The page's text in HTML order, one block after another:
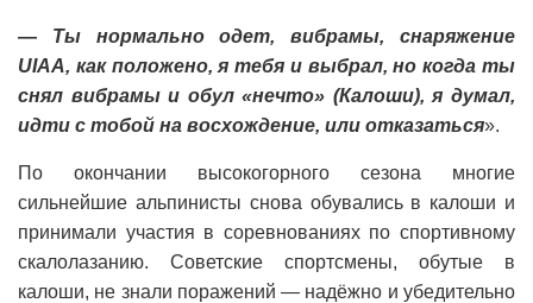
— Ты нормально одет, вибрамы, снаряжение
UIAA, как положено, я тебя и выбрал, но когда ты
снял вибрамы и обул «нечто» (Калоши), я думал,
идти с тобой на восхождение, или отказаться».
По окончании высокогорного сезона многие
сильнейшие альпинисты снова обувались в калоши и
принимали участия в соревнованиях по спортивному
скалолазанию. Советские спортсмены, обутые в
калоши, не знали поражений — надёжно и убедительно